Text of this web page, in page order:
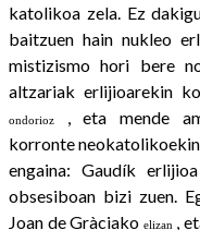
katolikoa zela. Ez
baitzuen hain nukleo
mistizismo hori bere
altzariak erlijioarekin
ondorioz
, eta mende
korronte neokatolikoekin
engaina: Gaudík
obsesiboan bizi zuen.
Joan de Gràciako elizan
,